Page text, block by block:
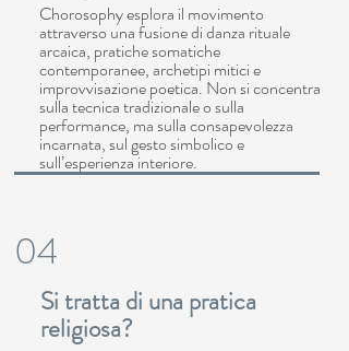
Chorosophy esplora il movimento
attraverso una fusione di danza rituale
arcaica, pratiche somatiche
contemporanee, archetipi mitici e
improvvisazione poetica. Non si concentra
sulla tecnica tradizionale o sulla
performance, ma sulla consapevolezza
incarnata, sul gesto simbolico e
sull’esperienza interiore.
04
Si tratta di una pratica
religiosa?